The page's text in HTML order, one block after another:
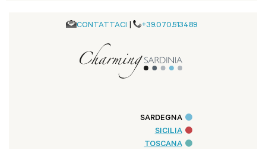
CONTATTACI +39.070.513489
SARDEGNA
SICILIA
TOSCANA